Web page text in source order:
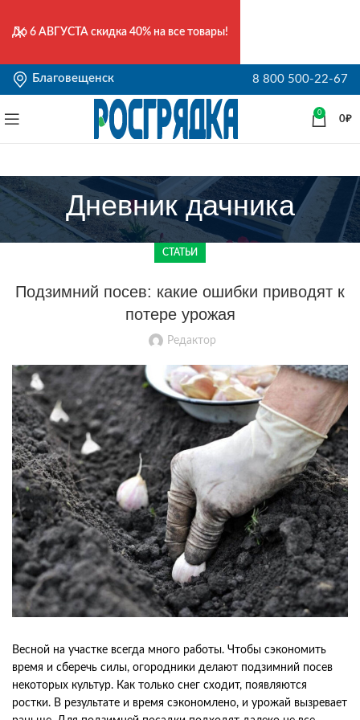
Благовещенск 8 800 500-22-67
0
0₽
Дневник дачника
СТАТЬИ
Подзимний посев: какие ошибки приводят к
потере урожая
Редактор
Весной на участке всегда много работы. Чтобы сэкономить
время и сберечь силы, огородники делают подзимний посев
некоторых культур. Как только снег сходит, появляются
ростки. В результате и время сэкономлено, и урожай вызревает
До 6 АВГУСТА скидка 40% на все товары!